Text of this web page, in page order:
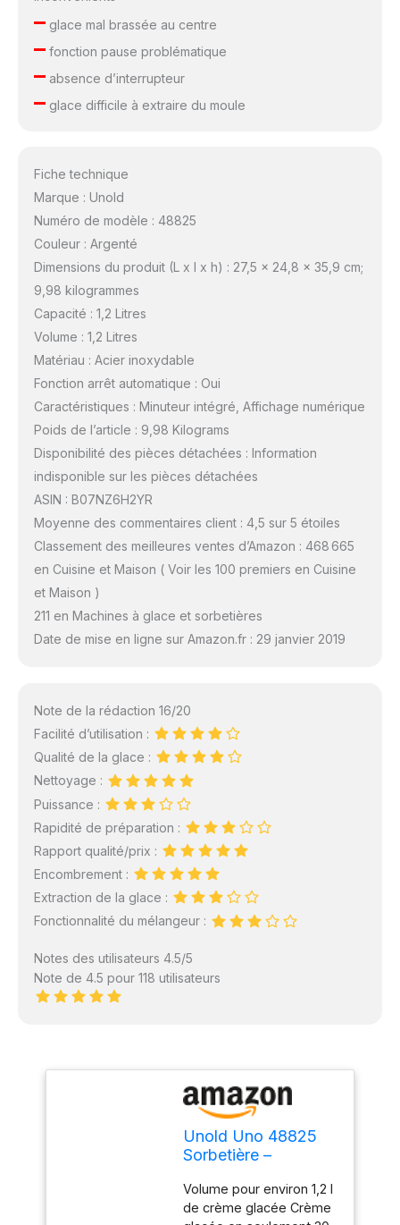
–glace mal brassée au centre
–fonction pause problématique
–absence d’interrupteur
–glace difficile à extraire du moule
Fiche technique
Marque : Unold
Numéro de modèle : 48825
Couleur : Argenté
Dimensions du produit (L x l x h) : 27,5 x 24,8 x 35,9 cm;
9,98 kilogrammes
Capacité : 1,2 Litres
Volume : 1,2 Litres
Matériau : Acier inoxydable
Fonction arrêt automatique : Oui
Caractéristiques : Minuteur intégré, Affichage numérique
Poids de l’article : 9,98 Kilograms
Disponibilité des pièces détachées : Information
indisponible sur les pièces détachées
ASIN : B07NZ6H2YR
Moyenne des commentaires client : 4,5 sur 5 étoiles
Classement des meilleures ventes d’Amazon : 468 665
en Cuisine et Maison ( Voir les 100 premiers en Cuisine
et Maison )
211 en Machines à glace et sorbetières
Date de mise en ligne sur Amazon.fr : 29 janvier 2019
Note de la rédaction 16/20
Facilité d’utilisation :
Qualité de la glace :
Nettoyage :
Puissance :
Rapidité de préparation :
Rapport qualité/prix :
Encombrement :
Extraction de la glace :
Fonctionnalité du mélangeur :
Notes des utilisateurs 4.5/5
Note de 4.5 pour 118 utilisateurs
Unold Uno 48825
Sorbetière –
refroidissant,
entièrement
Volume pour environ 1,2 l
de crème glacée Crème